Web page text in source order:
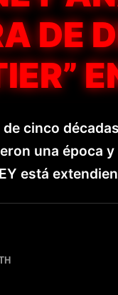
DE
de cinco
una época
está